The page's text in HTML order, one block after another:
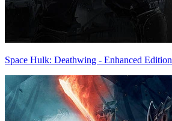
Space Hulk: Deathwing - Enhanced Edition